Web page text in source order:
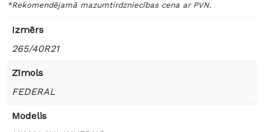
*Rekomendējamā mazumtirdzniecības cena ar PVN.
Izmērs
265/40R21
Zīmols
FEDERAL
Modelis